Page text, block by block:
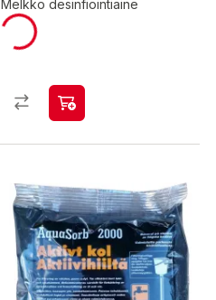
Melkko desinfiointiaine